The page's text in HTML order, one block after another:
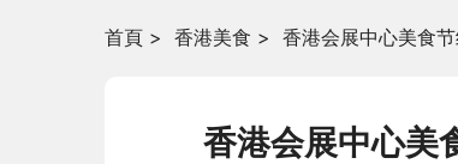
首頁 > 香港美食 > 香港会展中心美食
香港会展中心美